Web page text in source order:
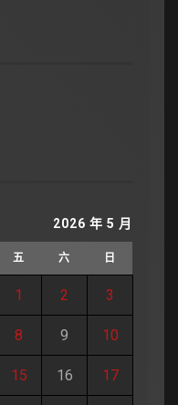
2026 年 5 月
五 六 日
1 2 3
8 9 10
15 16 17